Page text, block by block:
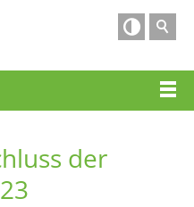

der